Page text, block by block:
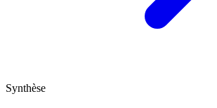
Synthèse